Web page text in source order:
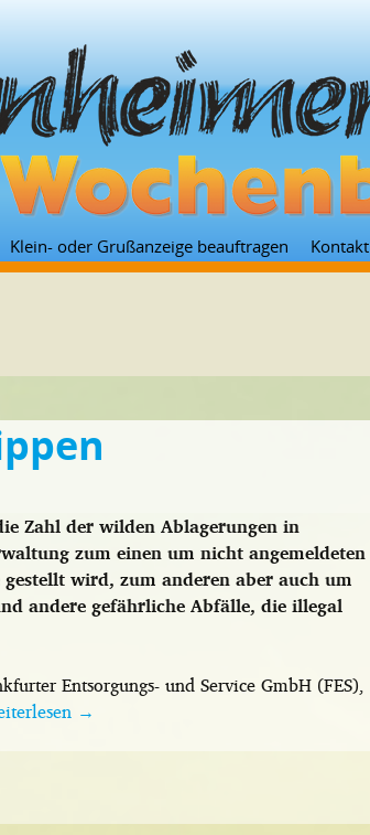
Zum
Inhalt
Klein- oder Grußanzeige beauftragen Kontakt
Zahl der wilden Ablagerungen in
zum einen um nicht angemeldeten
wird, zum anderen aber auch um
andere gefährliche Abfälle, die illegal
Entsorgungs- und Service GmbH (FES),
→